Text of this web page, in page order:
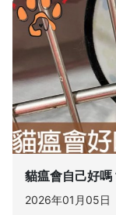
貓瘟會自己好
2026年01月05日